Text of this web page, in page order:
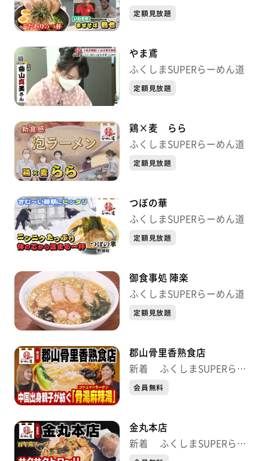
定額見放題
やま鳶
ふくしまSUPERらーめん道
定額見放題
鶏×麦 らら
ふくしまSUPERらーめん道
定額見放題
つぼの華
ふくしまSUPERらーめん道
定額見放題
御食事処 陣楽
ふくしまSUPERらーめん道
定額見放題
郡山骨里香熟食店
新着 ふくしまSUPERらー
めん道
会員無料
金丸本店
新着 ふくしまSUPERらー
めん道